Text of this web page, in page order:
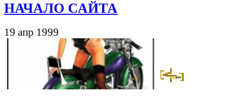
НАЧАЛО САЙТА
19 апр 1999